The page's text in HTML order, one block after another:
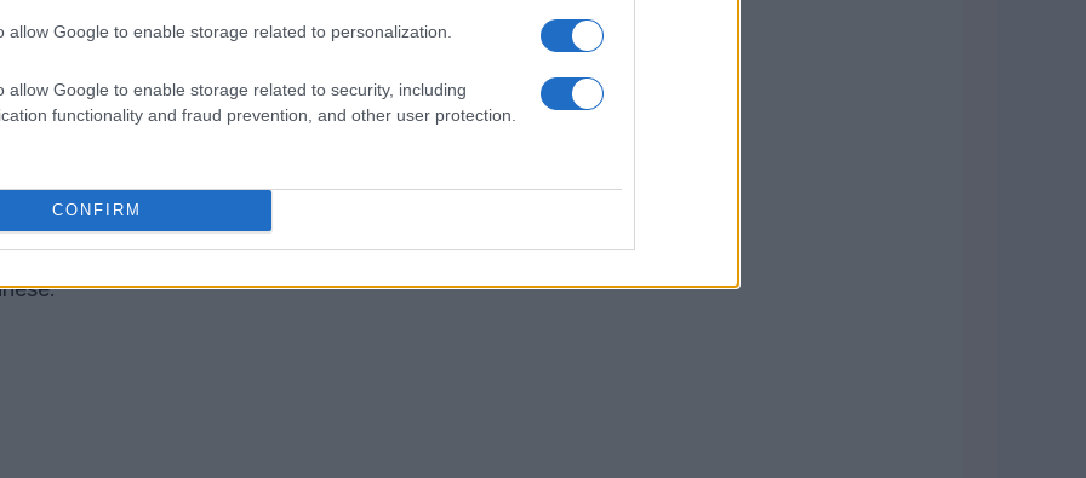
allow Google to enable storage related to personalization.
allow Google to enable storage related to security, including
functionality and fraud prevention, and other user protection.
CONFIRM
Amsterdam
rappresenta un’altra destinazione ideale
i visitatori possono perdersi tra i negozi del
dei parchi cittadini, senza la pressione di
invita a esplorare, a scoprire angoli